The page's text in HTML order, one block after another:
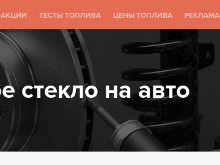
АКЦИИ ТЕСТЫ ТОПЛИВА ЦЕНЫ ТОПЛИВА РЕКЛАМА
стекло на авто